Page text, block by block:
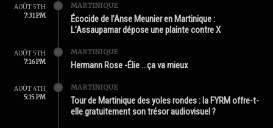
AOÛT 5TH
7:31 PM
MARTINIQUE
Écocide de l’Anse Meunier en Martinique :
L’Assaupamar dépose une plainte contre X
AOÛT 5TH
7:16 PM
MARTINIQUE
Hermann Rose -Élie …ça va mieux
AOÛT 4TH
5:15 PM
MARTINIQUE
Tour de Martinique des yoles rondes : la FYRM offre-t-
elle gratuitement son trésor audiovisuel ?